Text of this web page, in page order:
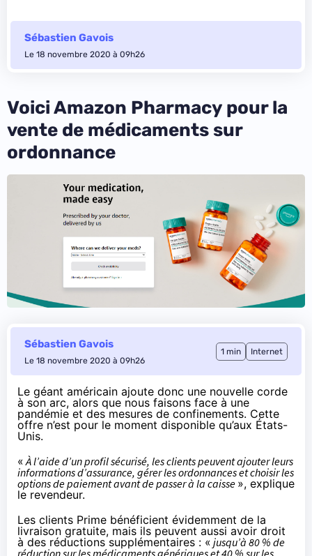
Sébastien Gavois
Le 18 novembre 2020 à 09h26
Voici Amazon Pharmacy pour la
vente de médicaments sur
ordonnance
Sébastien Gavois
Le 18 novembre 2020 à 09h26
1 min Internet
Le géant américain ajoute donc une nouvelle corde
à son arc, alors que nous faisons face à une
pandémie et des mesures de confinements. Cette
offre n’est pour le moment disponible qu’aux États-
Unis.
«À l’aide d’un profil sécurisé, les clients peuvent ajouter leurs
informations d’assurance, gérer les ordonnances et choisir les
options de paiement avant de passer à la caisse », explique
le revendeur.
Les clients Prime bénéficient évidemment de la
livraison gratuite, mais ils peuvent aussi avoir droit
à des réductions supplémentaires : « jusqu’à 80 % de